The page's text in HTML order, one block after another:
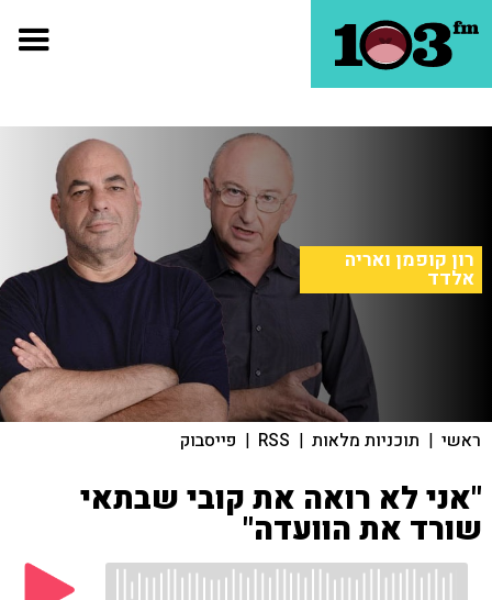
רון קופמן ואריה
אלדד
ראשי | תוכניות מלאות |
RSS
| פייסבוק
"אני לא רואה את קובי שבתאי
שורד את הוועדה"